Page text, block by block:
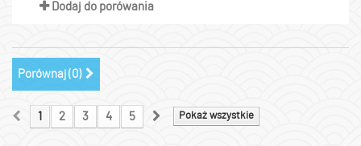
Dodaj do porówania
Porównaj (0)
Pokaż wszystkie
1 2 3 4 5